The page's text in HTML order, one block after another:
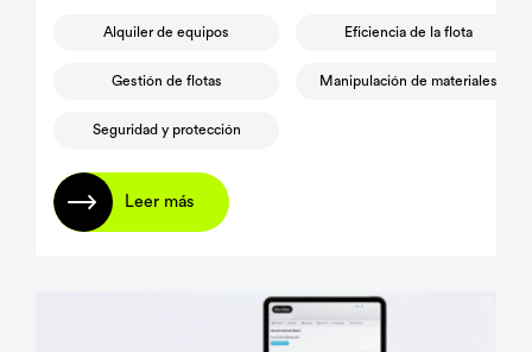
Alquiler de equipos Eficiencia de la flota
Gestión de flotas Manipulación de materiales
Seguridad y protección
Leer más